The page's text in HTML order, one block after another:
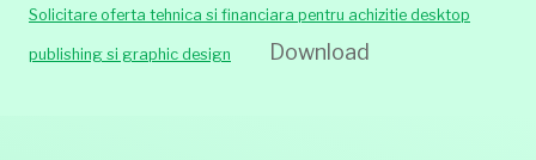
Solicitare oferta tehnica si financiara pentru achizitie desktop
publishing si graphic design Download